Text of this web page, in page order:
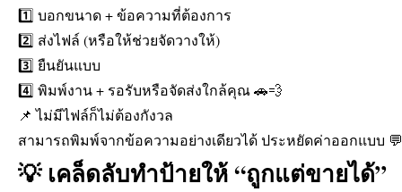
1️⃣ บอกขนาด + ข้อความที่ต้องการ
2️⃣ ส่งไฟล์ (หรือให้ช่วยจัดวางให้)
3️⃣ ยืนยันแบบ
4️⃣ พิมพ์งาน + รอรับหรือจัดส่งใกล้คุณ 🚗💨
📌 ไม่มีไฟล์ก็ไม่ต้องกังวล
สามารถพิมพ์จากข้อความอย่างเดียวได้ ประหยัดค่าออกแบบ 💬
💡 เคล็ดลับทำป้ายให้ “ถูกแต่ขายได้”